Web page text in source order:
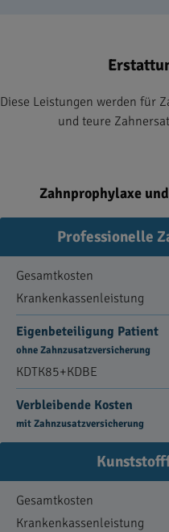
Diese Leistungen werden für
und teure
Zahnprophylaxe
Professionelle
Gesamtkosten
Krankenkassenleistung
Eigenbeteiligung Patient
ohne Zahnzusatzversicherung
KDTK85+KDBE
Verbleibende Kosten
mit Zahnzusatzversicherung
Gesamtkosten
Krankenkassenleistung